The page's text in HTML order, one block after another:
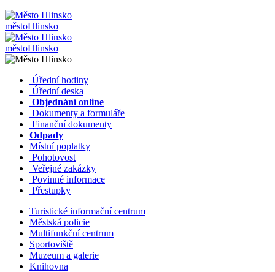
městoHlinsko
městoHlinsko
Úřední hodiny
Úřední deska
Objednání online
Dokumenty a formuláře
Finanční dokumenty
Odpady
Místní poplatky
Pohotovost
Veřejné zakázky
Povinné informace
Přestupky
Turistické informační centrum
Městská policie
Multifunkční centrum
Sportoviště
Muzeum a galerie
Knihovna